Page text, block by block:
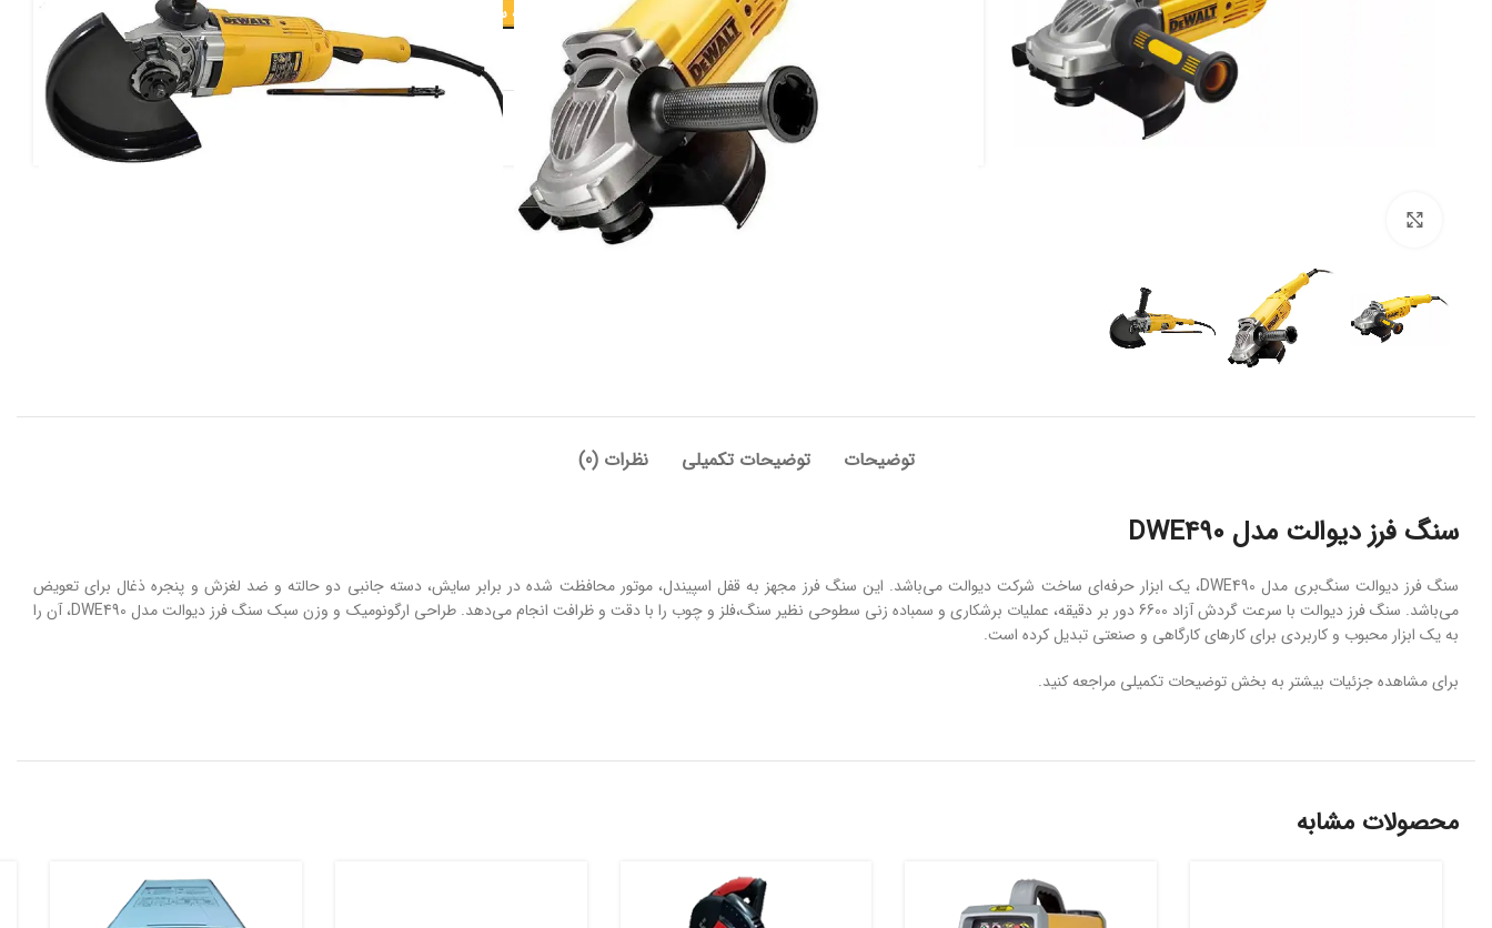
افزودن به سبد خرید
افزودن به علاقه مندی
, سنگ فرز, فرز سنگبری
توضیحات توضیحات تکمیلی نظرات (0)
سنگ فرز دیوالت مدل DWE490
سنگ فرز دیوالت سنگ‌بری مدل DWE490، یک ابزار حرفه‌ای ساخت شرکت دیوالت می‌باشد. این سنگ فرز مجهز به قفل اسپیندل، موتور محافظت شده در برابر سایش، دسته جانبی دو حالته و ضد لغزش و پنجره ذغال برای تعویض
می‌باشد. سنگ فرز دیوالت با سرعت گردش آزاد 6600 دور بر دقیقه، عملیات برشکاری و سمباده زنی سطوحی نظیر سنگ،فلز و چوب را با دقت و ظرافت انجام می‌دهد. طراحی ارگونومیک و وزن سبک سنگ فرز دیوالت مدل DWE490، آن را
به یک ابزار محبوب و کاربردی برای کارهای کارگاهی و صنعتی تبدیل کرده است.
برای مشاهده جزئیات بیشتر به بخش توضیحات تکمیلی مراجعه کنید.
محصولات مشابه